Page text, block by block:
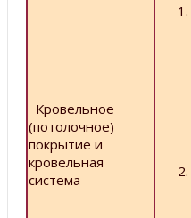
Кровельное
(потолочное)
покрытие и
кровельная
система